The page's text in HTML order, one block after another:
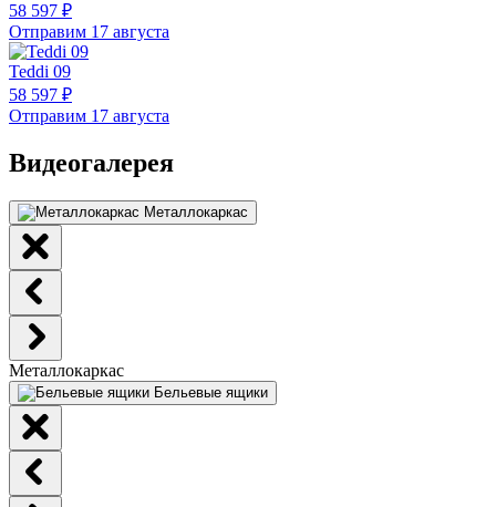
58 597 ₽
Отправим 17 августа
Teddi 09
58 597 ₽
Отправим 17 августа
Видеогалерея
Металлокаркас
Металлокаркас
Бельевые ящики